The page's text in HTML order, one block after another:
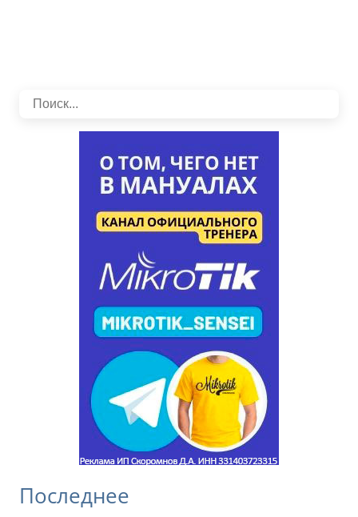
Последнее